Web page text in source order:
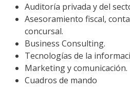
Auditoría privada y del
Asesoramiento fiscal,
concursal.
Business Consulting.
Tecnologías de la
Marketing y comunicación.
Cuadros de mando